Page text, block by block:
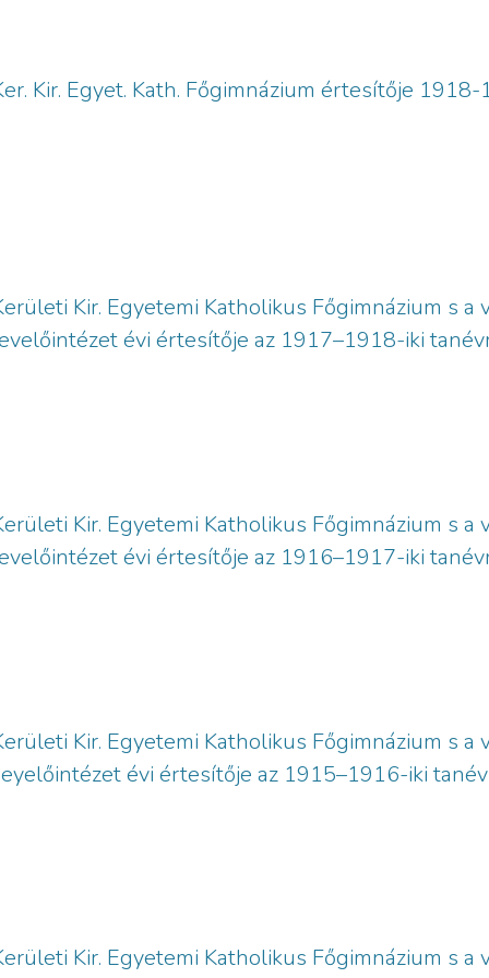
Kir. Egyet. Kath. Főgimnázium értesítője
Kir. Egyetemi Katholikus Főgimnázium s a
évi értesítője az 1917–1918-iki
Kir. Egyetemi Katholikus Főgimnázium s a
évi értesítője az 1916–1917-iki
Kir. Egyetemi Katholikus Főgimnázium s a
évi értesítője az 1915–1916-iki
Kir. Egyetemi Katholikus Főgimnázium s a